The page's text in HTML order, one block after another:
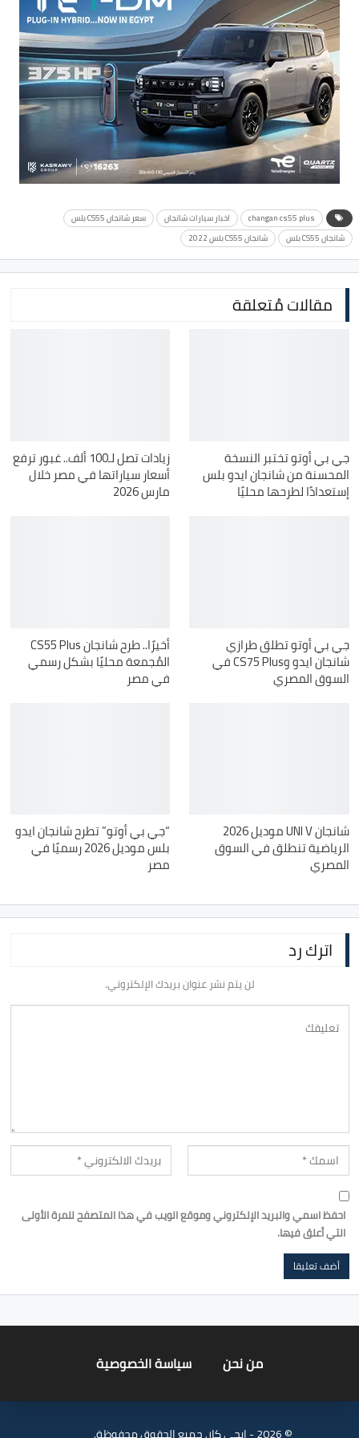
changan cs55 plus اخبار سيارات شانجان
سعر شانجان CS55 بلس
شانجان CS55 بلس
شانجان CS55 بلس 2022
مقالات مُتعلقة
جي بي أوتو تختبر النسخة
المحسنة من شانجان ايدو بلس
إستعدادًا لطرحها محليًا
زيادات تصل لـ100 ألف.. غبور ترفع
أسعار سياراتها في مصر خلال
مارس 2026
جي بي أوتو تطلق طرازي
شانجان ايدو وCS75 Plus في
السوق المصري
أخيرًا.. طرح شانجان CS55 Plus
المُجمعة محليًا بشكل رسمي
في مصر
شانجان UNI V موديل 2026
الرياضية تنطلق في السوق
المصري
“جي بي أوتو” تطرح شانجان ايدو
بلس موديل 2026 رسميًا في
مصر
اترك رد
لن يتم نشر عنوان بريدك الإلكتروني.
احفظ اسمي والبريد الإلكتروني وموقع الويب في هذا المتصفح للمرة الأولى
التي أعلق فيها.
من نحن سياسة الخصوصية
© 2026 - ايجي كار. جميع الحقوق محفوظة.